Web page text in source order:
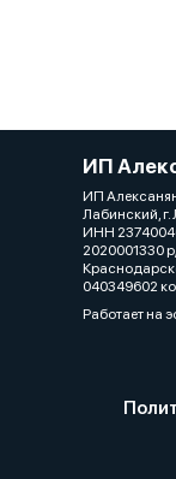
ИП
ИП
Лабинский, г.
ИНН
2020001330
040349602
Работает на